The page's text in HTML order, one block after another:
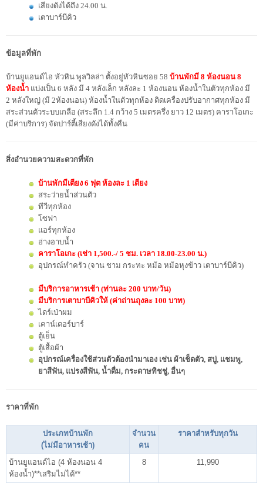
เสียงดังได้ถึง 24.00 น.
เตาบาร์บีคิว
ข้อมูลที่พัก
บ้านยูแอนด์ไอ หัวหิน พูลวิลล่า ตั้งอยู่หัวหินซอย 58 บ้านพักมี 8 ห้องนอน 8
ห้องน้ำ แบ่งเป็น 6 หลัง มี 4 หลังเล็ก หลังละ 1 ห้องนอน ห้องน้ำในตัวทุกห้อง มี
2 หลังใหญ่ (มี 2ห้องนอน) ห้องน้ำในตัวทุกห้อง ติดเครื่องปรับอากาศทุกห้อง มี
สระส่วนตัวระบบเกลือ (สระลึก 1.4 กว้าง 5 เมตรครึ่ง ยาว 12 เมตร) คาราโอเกะ
(มีค่าบริการ) จัดปาร์ตี้เสียงดังได้ทั้งคืน
สิ่งอำนวยความสะดวกที่พัก
บ้านพักมีเตียง 6 ฟุต ห้องละ 1 เตียง
สระว่ายน้ำส่วนตัว
ทีวีทุกห้อง
โซฟา
แอร์ทุกห้อง
อ่างอาบน้ำ
คาราโอเกะ (เช่า 1,500.-/ 5 ชม. เวลา 18.00-23.00 น.)
อุปกรณ์ทำครัว (จาน ชาม กระทะ หม้อ หม้อหุงข้าว เตาบาร์บีคิว)
มีบริการอาหารเช้า (ท่านละ 200 บาท/วัน)
มีบริการเตาบาบีคิวให้ (ค่าถ่านถุงละ 100 บาท)
ไดร์เป่าผม
เคาน์เตอร์บาร์
ตู้เย็น
ตู้เสื้อผ้า
อุปกรณ์เครื่องใช้ส่วนตัวต้องนำมาเอง เช่น ผ้าเช็ดตัว, สบู่, แชมพู,
ยาสีฟัน, แปรงสีฟัน, น้ำดื่ม, กระดาษทิชชู่, อื่นๆ
ราคาที่พัก
ประเภทบ้านพัก
(ไม่มีอาหารเช้า)
จำนวน
คน
ราคาสำหรับทุกวัน
บ้านยูแอนด์ไอ (4 ห้องนอน 4
ห้องน้ำ)**เสริมไม่ได้**
8 11,990